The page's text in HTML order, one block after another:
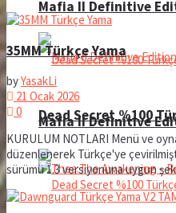
Mafia II Definitive
Dead Secret %100
Mafia II Definitive
35MM Türkçe Yama
byYasakLi
21 Ocak 2026
0
KURULUM NOTLARI Menü ve
düzenlenerek Türkçe'ye
sürümü 1.3 versiyonuna uygun